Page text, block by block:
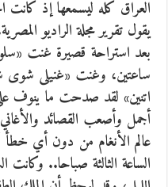
العراق كله ليسمعها إذ كانت
يقول تقرير مجلة الراديو
بعد استراحة قصيرة غنت
ساعتين، وغنت «غنيلى شوى
اتنين» لقد صدحت ما ينوف
أجمل وأصعب القصائد
عالم الأنغام من دون أي
الساعة الثالثة صباحا..